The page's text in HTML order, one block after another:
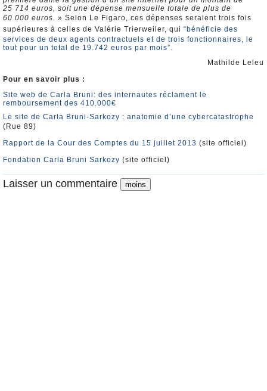
25 714 euros, soit une dépense mensuelle totale de plus de
60 000 euros. » Selon Le Figaro, ces dépenses seraient trois fois
supérieures à celles de Valérie Trierweiler, qui “bénéficie des
services de deux agents contractuels et de trois fonctionnaires, le
tout pour un total de 19.742 euros par mois”.
Mathilde Leleu
Pour en savoir plus :
Site web de Carla Bruni: des internautes réclament le
remboursement des 410.000€
Le site de Carla Bruni-Sarkozy : anatomie d’une cybercatastrophe
(Rue 89)
Rapport de la Cour des Comptes du 15 juillet 2013 (site officiel)
Fondation Carla Bruni Sarkozy (site officiel)
Laisser un commentaire